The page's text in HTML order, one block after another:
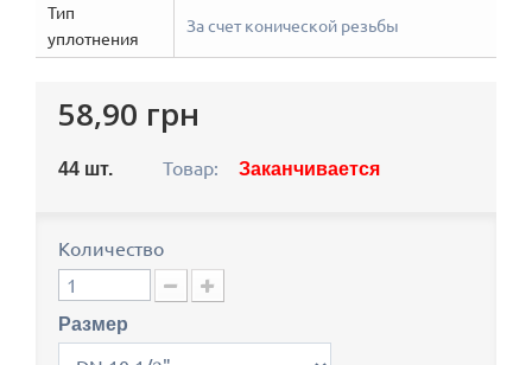
Тип
уплотнения
За счет конической резьбы
58,90 грн
44 шт. Товар: Заканчивается
Количество
Размер